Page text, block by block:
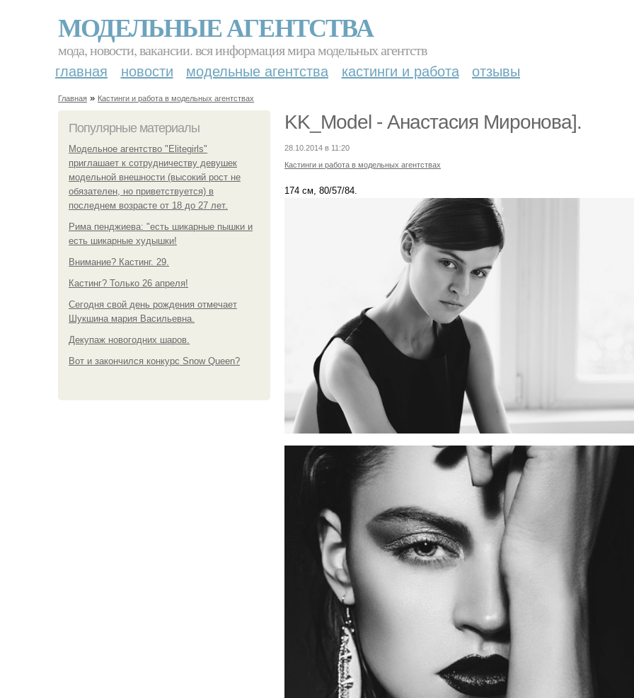
МОДЕЛЬНЫЕ АГЕНТСТВА
мода, новости, вакансии. вся информация мира модельных агентств
главная новости модельные агентства кастинги и работа отзывы
Главная » Кастинги и работа в модельных агентствах
Популярные материалы
Модельное агентство "Elitegirls"
приглашает к сотрудничеству девушек
модельной внешности (высокий рост не
обязателен, но приветствуется) в
последнем возрасте от 18 до 27 лет.
Рима пенджиева: "есть шикарные пышки и
есть шикарные худышки!
Внимание? Кастинг. 29.
Кастинг? Только 26 апреля!
Сегодня свой день рождения отмечает
Шукшина мария Васильевна.
Декупаж новогодних шаров.
Вот и закончился конкурс Snow Queen?
KK_Model - Анастасия Миронова].
28.10.2014 в 11:20
Кастинги и работа в модельных агентствах
174 см, 80/57/84.